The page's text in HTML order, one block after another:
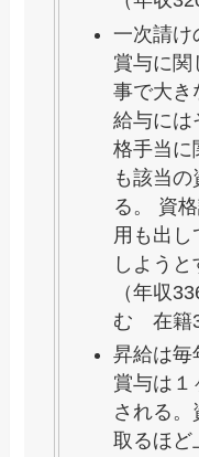
一次請け
賞与に関
事で大き
給与には
格手当に
も該当
る。 資
用も出し
しようと
（年収
む 在籍3
昇給は毎
賞与は１
される
取るほど